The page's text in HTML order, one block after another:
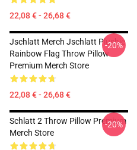
22,08 € - 26,68 €
Jschlatt Merch Jschlatt Plushie
Rainbow Flag Throw Pillow
Premium Merch Store
22,08 € - 26,68 €
-20%
Schlatt 2 Throw Pillow Premium
Merch Store
-20%